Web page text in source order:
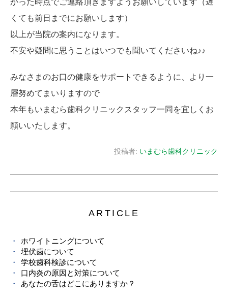
かった時点でご連絡頂きますようお願いしています（遅
くても前日までにお願いします）
以上が当院の案内になります。
不安や疑問に思うことはいつでも聞いてくださいね♪♪
みなさまのお口の健康をサポートできるように、より一
層努めてまいりますので
本年もいまむら歯科クリニックスタッフ一同を宜しくお
願いいたします。
投稿者: いまむら歯科クリニック
ARTICLE
ホワイトニングについて
埋伏歯について
学校歯科検診について
口内炎の原因と対策について
あなたの舌はどこにありますか？